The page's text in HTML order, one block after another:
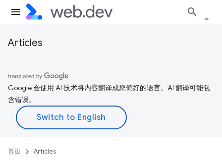
Articles
Google 会使用 AI 技术将内容翻译成您偏好的语言。AI 翻译可能包
含错误。
首页 Articles